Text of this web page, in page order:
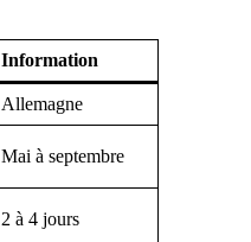
Information
Allemagne
Mai à septembre
2 à 4 jours